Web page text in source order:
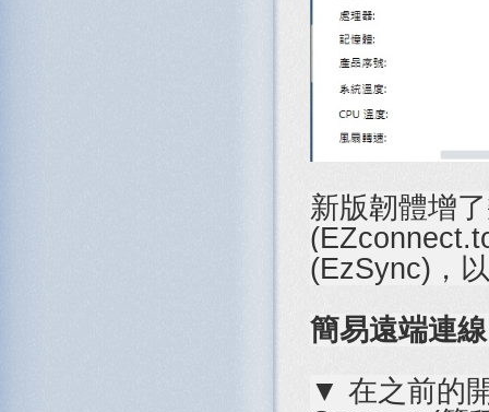
新版韌體增
(EzSync)，
簡易遠端連
▼ 在之前的